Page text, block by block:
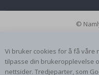
©
Vi bruker cookies for å få våre
tilpasse din brukeropplevelse
nettsider. Tredjeparter, som